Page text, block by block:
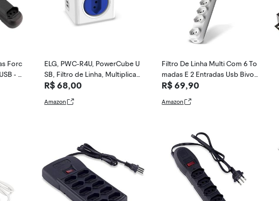
Forc
- C
0060
ELG, PWC-R4U, PowerCube U
SB, Filtro de Linha, Multiplicad
or 4 Tomadas Bivolt com 2 Po
rado de 10A, Branco e Azul
R$ 68,00
Amazon
Filtro De Linha Multi Com 6 To
madas E 2 Entradas Usb Bivolt
- WI251
R$ 69,90
Amazon